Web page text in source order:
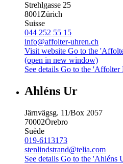
Strehlgasse 25
8001Zürich
Suisse
044 252 55 15
info@affolter-uhren.ch
Visit website Go to the
(open in new window)
See details Go to the 'Affolter
Ahléns Ur
Järnvägsg. 11/Box 2057
70002Örebro
Suède
019-6113173
stenlindstrand@telia.com
See details Go to the 'Ahléns